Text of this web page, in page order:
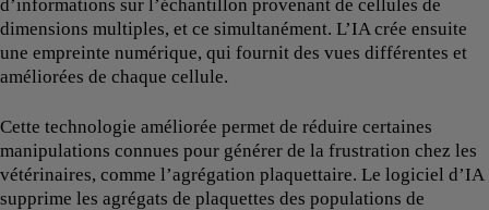
d’informations sur l’échantillon provenant de cellules de
dimensions multiples, et ce simultanément. L’IA crée ensuite
une empreinte numérique, qui fournit des vues différentes et
améliorées de chaque cellule.
Cette technologie améliorée permet de réduire certaines
manipulations connues pour générer de la frustration chez les
vétérinaires, comme l’agrégation plaquettaire. Le logiciel d’IA
supprime les agrégats de plaquettes des populations de